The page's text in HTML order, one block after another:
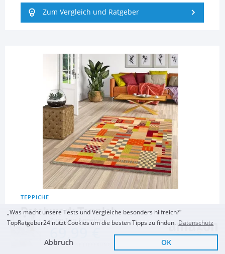
Zum Top Angebot
KOSTENLOSE LIEFERUNG
Zum Vergleich und Ratgeber
TEPPICHE
Patchwork-Teppich
Indo Gabbeh Esta Bunt
Felder in 6 Größen
Teppich
„Was macht unsere Tests und Vergleiche besonders hilfreich?“
TopRatgeber24 nutzt Cookies um die besten Tipps zu finden. Datenschutz
Abbruch OK